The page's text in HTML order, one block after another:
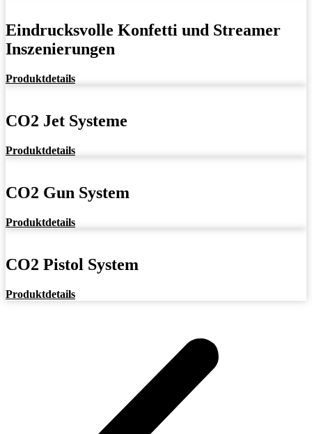
Eindrucksvolle Konfetti und Streamer
Inszenierungen
Produktdetails
CO2 Jet Systeme
Produktdetails
CO2 Gun System
Produktdetails
CO2 Pistol System
Produktdetails